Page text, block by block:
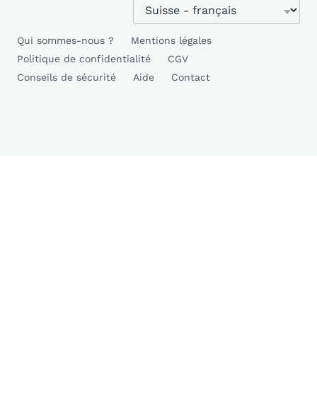
Qui sommes-nous ?
Mentions légales
Politique de confidentialité
CGV
Conseils de sécurité
Aide Contact